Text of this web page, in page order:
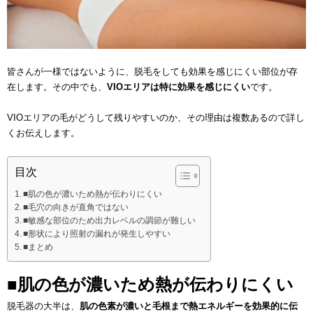
皆さんが一様ではないように、脱毛をしても効果を感じにくい部位が存
在します。その中でも、 VIOエリアは特に効果を感じにくいです。
VIOエリアの毛がどうして残りやすいのか、その理由は複数あるので詳し
くお伝えします。
目次
■肌の色が濃いため熱が伝わりにくい
■毛穴の向きが直角ではない
■敏感な部位のため出力レベルの調節が難しい
■形状により照射の漏れが発生しやすい
■まとめ
■肌の色が濃いため熱が伝わりにくい
脱毛器の大半は、 肌の色素が濃いと毛根まで熱エネルギーを効果的に伝